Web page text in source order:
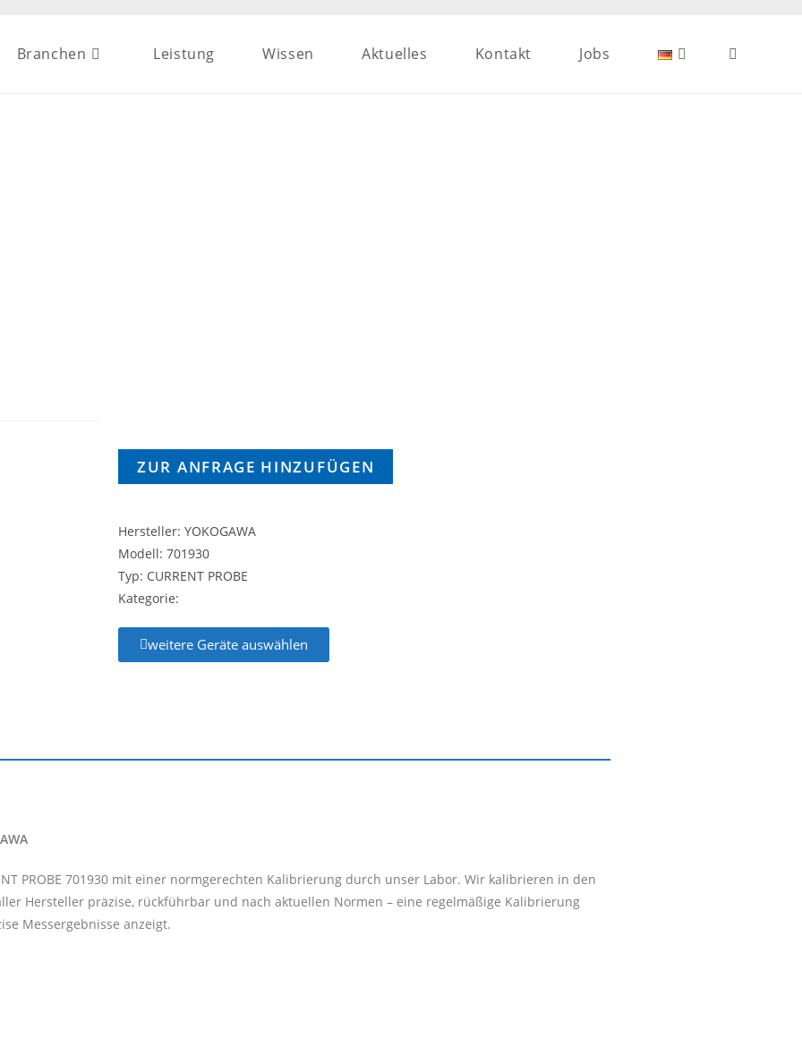
Branchen Leistung Wissen Aktuelles Kontakt Jobs
ZUR ANFRAGE HINZUFÜGEN
Hersteller: YOKOGAWA
Modell: 701930
Typ: CURRENT PROBE
Kategorie:
weitere Geräte auswählen
PROBE 701930 mit einer normgerechten Kalibrierung durch unser Labor. Wir kalibrieren in den
Hersteller präzise, rückführbar und nach aktuellen Normen – eine regelmäßige Kalibrierung
Messergebnisse anzeigt.